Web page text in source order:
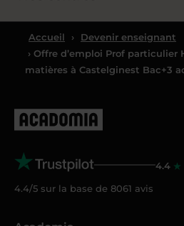
Accueil ›
Devenir enseignant
› Offre d’emploi Prof
matières à Castelginest Bac+3
4.4
4.4/5 sur la base de 8061 avis